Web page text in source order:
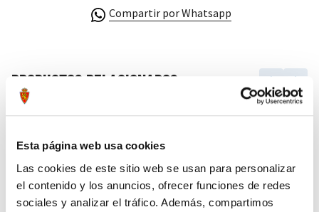
Esta página web usa cookies
Las cookies de este sitio web se usan para personalizar
el contenido y los anuncios, ofrecer funciones de redes
sociales y analizar el tráfico. Además, compartimos
Compartir por Whatsapp
Press to skip carousel
PRODUCTOS RELACIONADOS